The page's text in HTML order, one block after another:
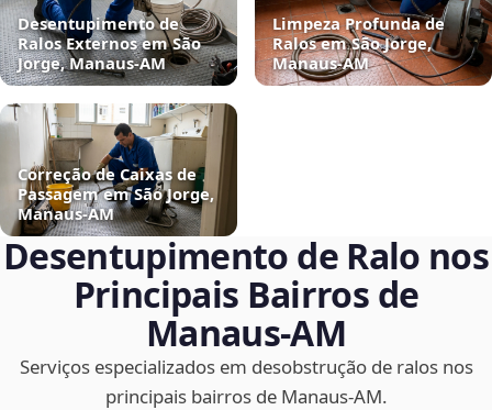
Desentupimento de
Ralos Externos em São
Jorge, Manaus‑AM
Limpeza Profunda de
Ralos em São Jorge,
Manaus‑AM
Correção de Caixas de
Passagem em São Jorge,
Manaus‑AM
Desentupimento de Ralo nos
Principais Bairros de
Manaus‑AM
Serviços especializados em desobstrução de ralos nos
principais bairros de Manaus‑AM.